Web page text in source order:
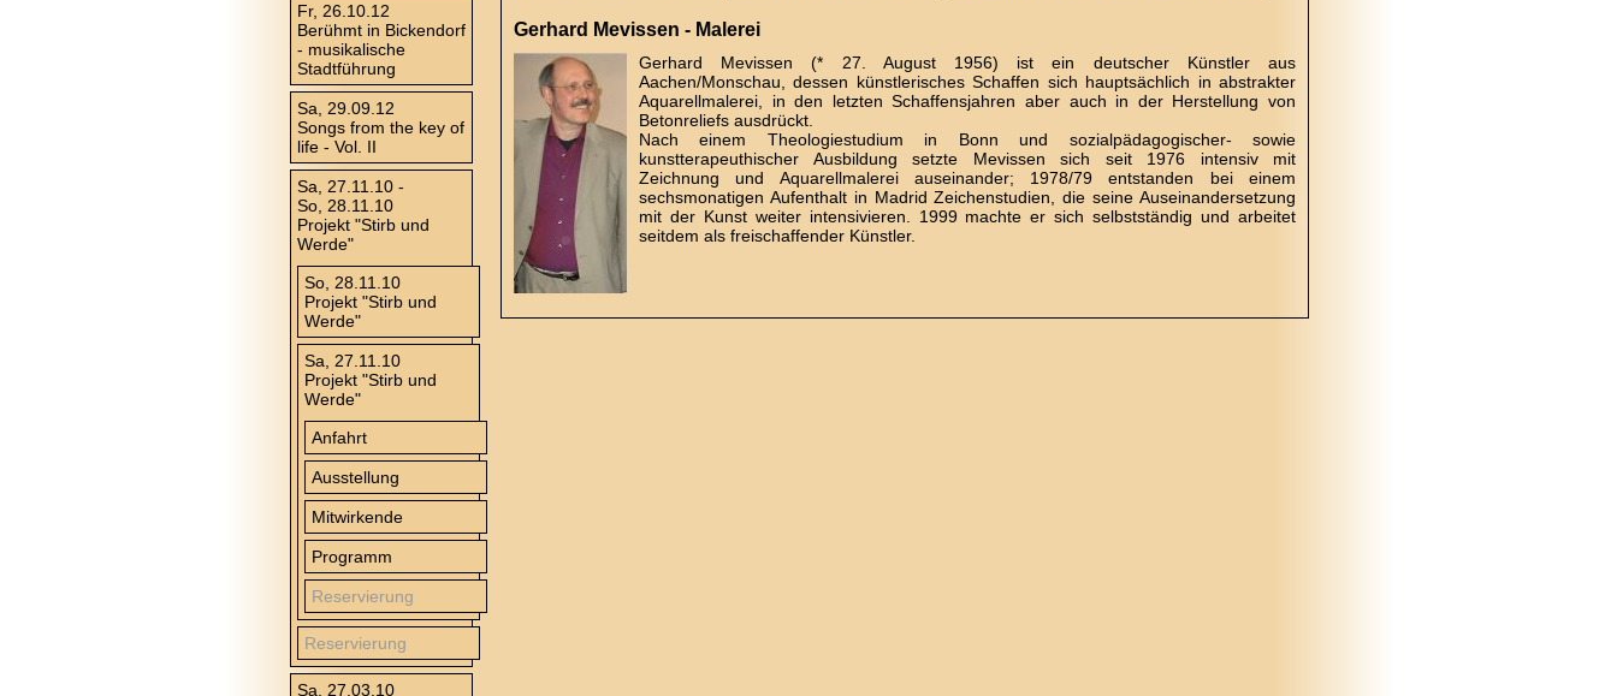
Fr, 26.10.12
Berühmt in Bickendorf
- musikalische
Stadtführung
Sa, 29.09.12
Songs from the key of
life - Vol. II
Sa, 27.11.10 -
So, 28.11.10
Projekt "Stirb und
Werde"
So, 28.11.10
Projekt "Stirb und
Werde"
Sa, 27.11.10
Projekt "Stirb und
Werde"
Anfahrt
Ausstellung
Mitwirkende
Programm
Reservierung
Reservierung
Sa, 27.03.10
Gerhard Mevissen - Malerei
Gerhard Mevissen (* 27. August 1956) ist ein deutscher Künstler aus
Aachen/Monschau, dessen künstlerisches Schaffen sich hauptsächlich in abstrakter
Aquarellmalerei, in den letzten Schaffensjahren aber auch in der Herstellung von
Betonreliefs ausdrückt.
Nach einem Theologiestudium in Bonn und sozialpädagogischer- sowie
kunstterapeuthischer Ausbildung setzte Mevissen sich seit 1976 intensiv mit
Zeichnung und Aquarellmalerei auseinander; 1978/79 entstanden bei einem
sechsmonatigen Aufenthalt in Madrid Zeichenstudien, die seine Auseinandersetzung
mit der Kunst weiter intensivieren. 1999 machte er sich selbstständig und arbeitet
seitdem als freischaffender Künstler.